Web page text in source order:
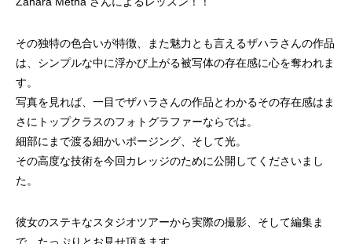
その独特の色合いが特徴、また魅力とも言えるザハラさんの作品
は、シンプルな中に浮かび上がる被写体の存在感に心を奪われま
す。
写真を見れば、一目でザハラさんの作品とわかるその存在感はま
さにトップクラスのフォトグラファーならでは。
細部にまで渡る細かいポージング、そして光。
その高度な技術を今回カレッジのために公開してくださいまし
た。
彼女のステキなスタジオツアーから実際の撮影、そして編集ま